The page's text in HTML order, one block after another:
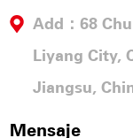
Add：68
Liyang City,
Jiangsu,
Mensaje